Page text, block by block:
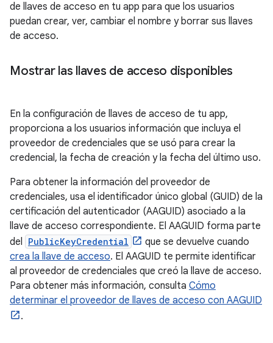
de llaves de acceso en tu app para que los usuarios
puedan crear, ver, cambiar el nombre y borrar sus llaves
de acceso.
Mostrar las llaves de acceso disponibles
En la configuración de llaves de acceso de tu app,
proporciona a los usuarios información que incluya el
proveedor de credenciales que se usó para crear la
credencial, la fecha de creación y la fecha del último uso.
Para obtener la información del proveedor de
credenciales, usa el identificador único global (GUID) de la
certificación del autenticador (AAGUID) asociado a la
llave de acceso correspondiente. El AAGUID forma parte
del PublicKeyCredential
que se devuelve cuando
crea la llave de acceso. El AAGUID te permite identificar
al proveedor de credenciales que creó la llave de acceso.
Para obtener más información, consulta Cómo
determinar el proveedor de llaves de acceso con AAGUID
.